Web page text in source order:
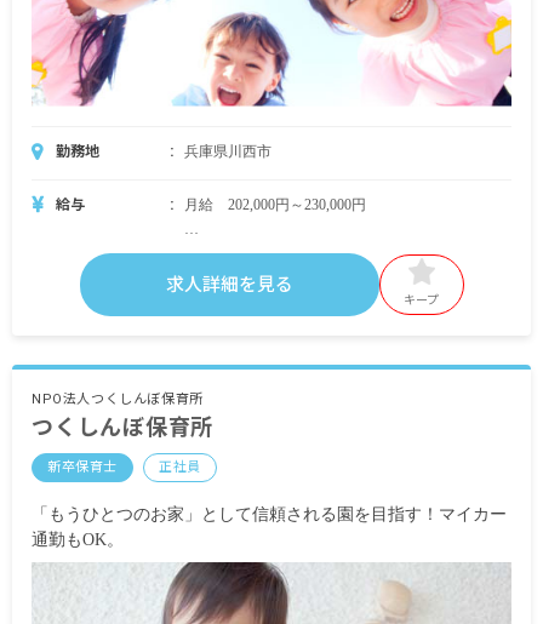
勤務地 兵庫県川西市
給与 月給 202,000円～230,000円
・月給内訳
基本給 202,000円～230,000円
残業代2,000円程度（職員会議分）
ローテーション手当 3,000円～4,000円
早番・遅番手当 500円
昇給有 2,000円～30,000円
求人詳細を見る
キープ
NPO法人つくしんぼ保育所
つくしんぼ保育所
新卒保育士 正社員
「もうひとつのお家」として信頼される園を目指す！マイカー
通勤もOK。